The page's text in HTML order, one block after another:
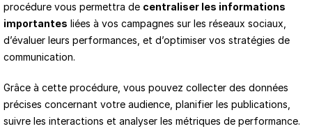
procédure vous permettra de centraliser les informations
importantes liées à vos campagnes sur les réseaux sociaux,
d’évaluer leurs performances, et d’optimiser vos stratégies de
communication.
Grâce à cette procédure, vous pouvez collecter des données
précises concernant votre audience, planifier les publications,
suivre les interactions et analyser les métriques de performance.